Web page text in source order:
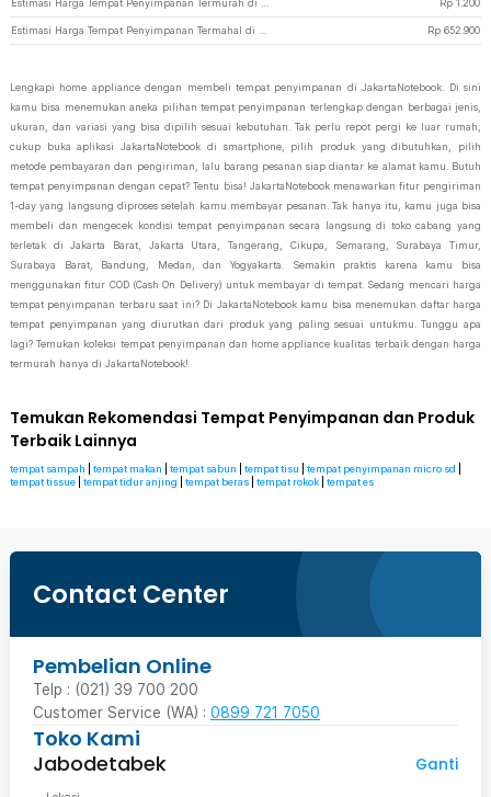
Rp 1.200
Rp 652.900
Lengkapi home appliance dengan membeli tempat penyimpanan di JakartaNotebook. Di sini
kamu bisa menemukan aneka pilihan tempat penyimpanan terlengkap dengan berbagai jenis,
ukuran, dan variasi yang bisa dipilih sesuai kebutuhan. Tak perlu repot pergi ke luar rumah,
cukup buka aplikasi JakartaNotebook di smartphone, pilih produk yang dibutuhkan, pilih
metode pembayaran dan pengiriman, lalu barang pesanan siap diantar ke alamat kamu. Butuh
tempat penyimpanan dengan cepat? Tentu bisa! JakartaNotebook menawarkan fitur pengiriman
1-day yang langsung diproses setelah kamu membayar pesanan. Tak hanya itu, kamu juga bisa
membeli dan mengecek kondisi tempat penyimpanan secara langsung di toko cabang yang
terletak di Jakarta Barat, Jakarta Utara, Tangerang, Cikupa, Semarang, Surabaya Timur,
Surabaya Barat, Bandung, Medan, dan Yogyakarta. Semakin praktis karena kamu bisa
menggunakan fitur COD (Cash On Delivery) untuk membayar di tempat. Sedang mencari harga
tempat penyimpanan terbaru saat ini? Di JakartaNotebook kamu bisa menemukan daftar harga
tempat penyimpanan yang diurutkan dari produk yang paling sesuai untukmu. Tunggu apa
lagi? Temukan koleksi tempat penyimpanan dan home appliance kualitas terbaik dengan harga
termurah hanya di JakartaNotebook!
Temukan Rekomendasi Tempat Penyimpanan dan Produk
Terbaik Lainnya
tempat sampah tempat makan tempat sabun tempat tisu tempat penyimpanan micro sd
tempat tissue
tempat tidur anjing tempat beras tempat rokok tempat es
Contact Center
Pembelian Online
Telp : (021) 39 700 200
Customer Service (WA) : 0899 721 7050
Toko Kami
Jabodetabek
Ganti